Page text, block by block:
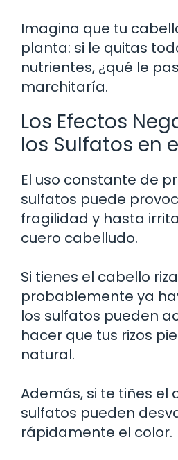
Imagina que tu
planta: si le quitas
nutrientes, ¿qué le
marchitaría.
Los Efectos
los Sulfatos en
El uso constante de
sulfatos puede
fragilidad y hasta
cuero cabelludo.
Si tienes el cabello
probablemente ya
los sulfatos pueden
hacer que tus rizos
natural.
Además, si te tiñes el
sulfatos pueden
rápidamente el color.